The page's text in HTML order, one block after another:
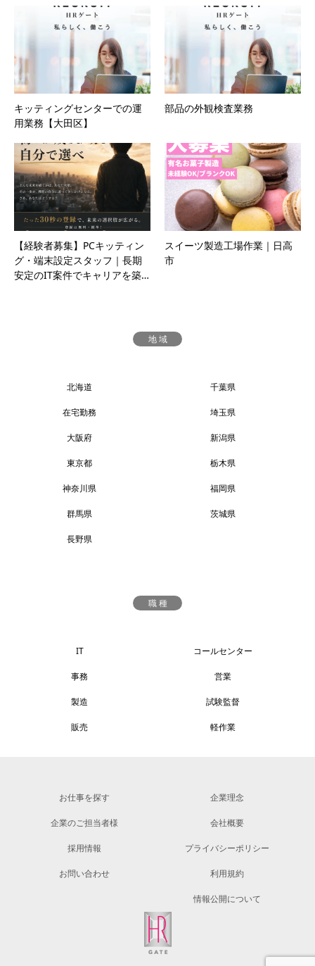
キッティングセンターでの運
用業務【大田区】
部品の外観検査業務
【経験者募集】PCキッティン
グ・端末設定スタッフ｜長期
安定のIT案件でキャリアを築…
スイーツ製造工場作業｜日高
市
地 域
北海道 千葉県
在宅勤務 埼玉県
大阪府 新潟県
東京都 栃木県
神奈川県 福岡県
群馬県 茨城県
長野県
職 種
IT コールセンター
事務 営業
製造 試験監督
販売 軽作業
お仕事を探す
企業のご担当者様
採用情報
お問い合わせ
企業理念
会社概要
プライバシーポリシー
利用規約
情報公開について